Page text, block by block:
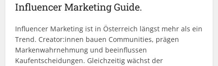
Influencer Marketing Guide.
Influencer Marketing ist in Österreich längst mehr als ein
Trend. Creator:innen bauen Communities, prägen
Markenwahrnehmung und beeinflussen
Kaufentscheidungen. Gleichzeitig wächst der